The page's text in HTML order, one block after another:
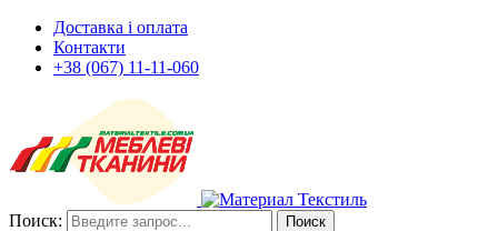
Доставка і оплата
Контакти
+38 (067) 11-11-060
Поиск: Поиск